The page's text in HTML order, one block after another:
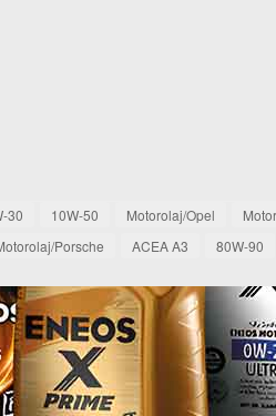
30 10W-50 Motorolaj/Opel
Porsche ACEA A3 80W-90